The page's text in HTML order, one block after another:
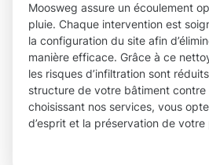
Moosweg assure un écoulement
pluie. Chaque intervention est
la configuration du site afin
manière efficace. Grâce à ce
les risques d’infiltration sont
structure de votre bâtiment contre
choisissant nos services, vous
d’esprit et la préservation de votre